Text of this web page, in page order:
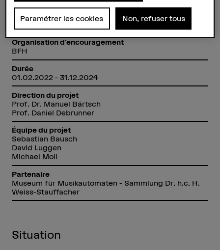
Unité(s) de recherche
Interprétation et pratiques d'exécution
Organisation d'encouragement
BFH
Durée
01.02.2022 - 31.12.2024
Direction du projet
Prof. Dr. Manuel Bärtsch
Prof. Daniel Debrunner
Équipe du projet
Sebastian Bausch
David Luggen
Michael Moll
Partenaire
Museum für Musikautomaten - Sammlung Dr. h.c. H.
Weiss-Stauffacher
Situation
Paramétrer les cookies Non, refuser tous